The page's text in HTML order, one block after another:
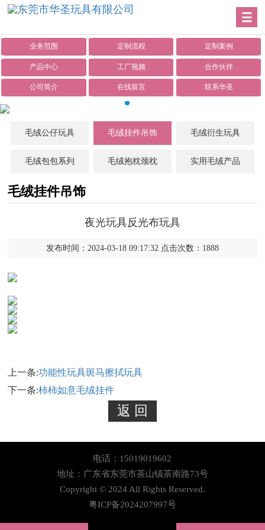
业务范围 定制流程 定制案例
产品中心 工厂视频 合作伙伴
公司简介 在线留言 联系华圣
毛绒公仔玩具 毛绒挂件吊饰 毛绒衍生玩具
毛绒包包系列 毛绒抱枕颈枕 实用毛绒产品
毛绒挂件吊饰
夜光玩具反光布玩具
发布时间：2024-03-18 09:17:32 点击次数：1888
上一条:功能性玩具斑马擦拭玩具
下一条:柿柿如意毛绒挂件
电话：15019019602
地址：广东省东莞市茶山镇茶南路73号
Copyright © 2024 All Rights Reserved.
粤ICP备2024207997号